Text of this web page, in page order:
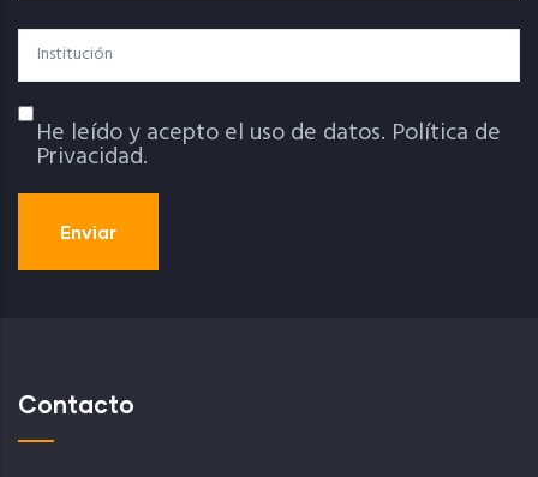
Institución
Política De Privacidad
He leído y acepto el uso de datos. Política de
Privacidad.
Contacto